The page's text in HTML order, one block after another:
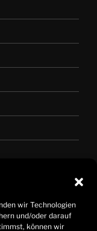
wir Technologien
und/oder darauf
können wir